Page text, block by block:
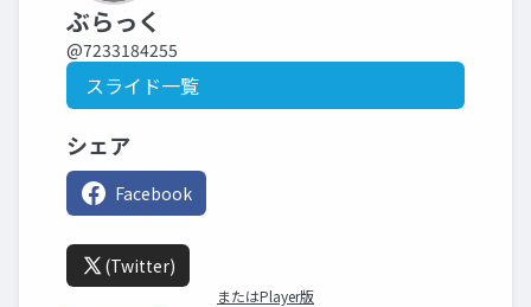
ぶらっく
@7233184255
スライド一覧
シェア
Facebook
(Twitter)
またはPlayer版